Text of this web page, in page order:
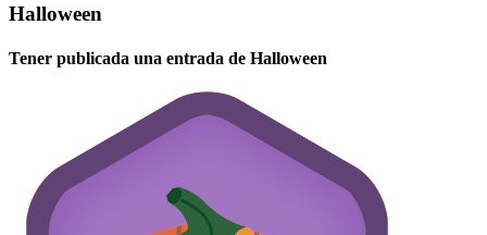
Halloween
Tener publicada una entrada de Halloween